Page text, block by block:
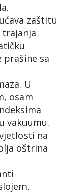
zaštitu
sa
U
osam
vakuumu.
na
oštrina